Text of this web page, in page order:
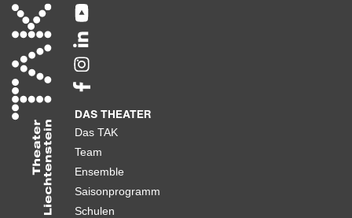
DAS THEATER
Das TAK
Team
Ensemble
Saisonprogramm
Schulen